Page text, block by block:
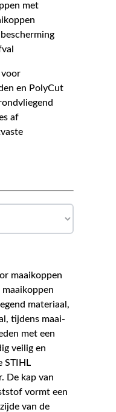
met
voor
en PolyCut
af
maaikoppen
materiaal,
tijdens maai-
met een
veilig en
STIHL
De kap van
vormt een
van de